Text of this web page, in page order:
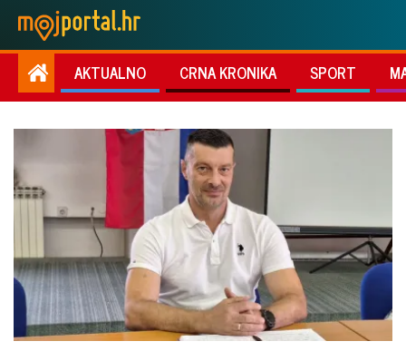
AKTUALNO CRNA KRONIKA SPORT